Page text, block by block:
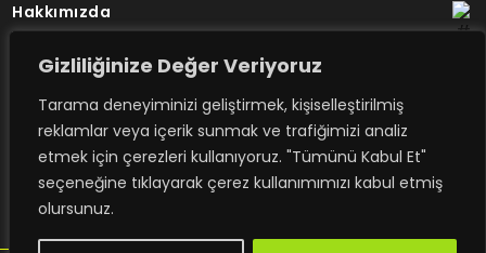
Gizliliğinize Değer Veriyoruz
Tarama deneyiminizi geliştirmek, kişiselleştirilmiş
reklamlar veya içerik sunmak ve trafiğimizi analiz
etmek için çerezleri kullanıyoruz. "Tümünü Kabul Et"
seçeneğine tıklayarak çerez kullanımımızı kabul etmiş
olursunuz.
Hakkımızda
Destek
Bülten